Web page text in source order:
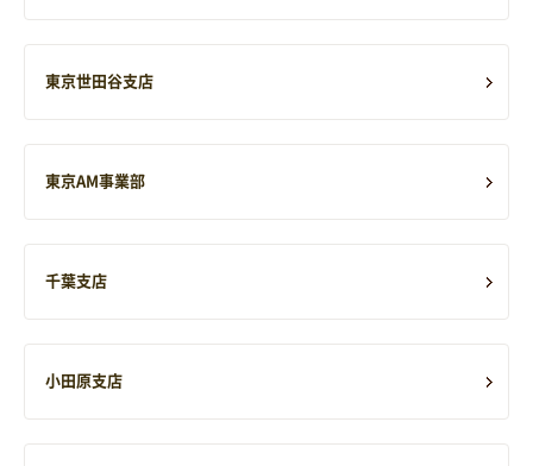
東京世田谷支店
東京AM事業部
千葉支店
小田原支店